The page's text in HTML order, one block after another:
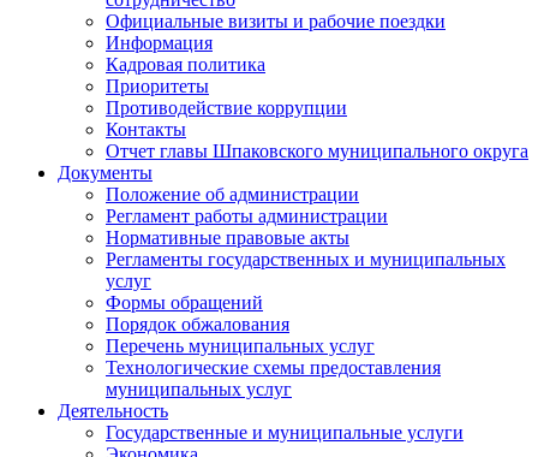
Официальные визиты и рабочие поездки
Информация
Кадровая политика
Приоритеты
Противодействие коррупции
Контакты
Отчет главы Шпаковского муниципального округа
Документы
Положение об администрации
Регламент работы администрации
Нормативные правовые акты
Регламенты государственных и муниципальных
услуг
Формы обращений
Порядок обжалования
Перечень муниципальных услуг
Технологические схемы предоставления
муниципальных услуг
Деятельность
Государственные и муниципальные услуги